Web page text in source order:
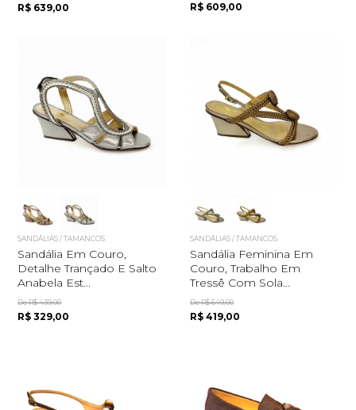
R$ 639,00 R$ 609,00
SANDÁLIAS / TAMANCOS
Sandália Em Couro,
Detalhe Trançado E Salto
Anabela Est...
De R$ 439,00
R$ 329,00
SANDÁLIAS / TAMANCOS
Sandália Feminina Em
Couro, Trabalho Em
Tressê Com Sola...
De R$ 649,00
R$ 419,00